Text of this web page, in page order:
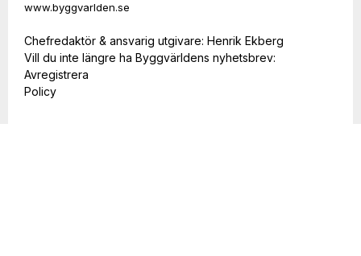
www.byggvarlden.se
Chefredaktör & ansvarig utgivare: Henrik Ekberg
Vill du inte längre ha Byggvärldens nyhetsbrev:
Avregistrera
Policy